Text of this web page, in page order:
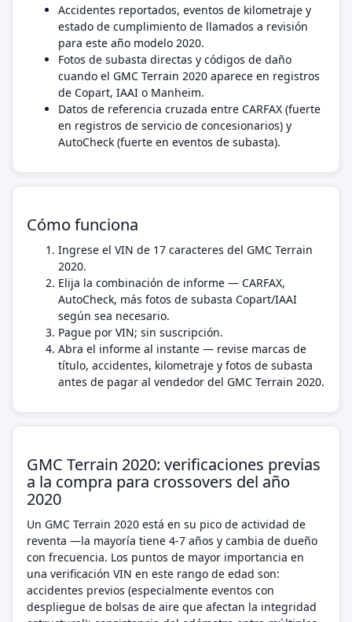
Accidentes reportados, eventos de kilometraje y
estado de cumplimiento de llamados a revisión
para este año modelo 2020.
Fotos de subasta directas y códigos de daño
cuando el GMC Terrain 2020 aparece en registros
de Copart, IAAI o Manheim.
Datos de referencia cruzada entre CARFAX (fuerte
en registros de servicio de concesionarios) y
AutoCheck (fuerte en eventos de subasta).
Cómo funciona
Ingrese el VIN de 17 caracteres del GMC Terrain
2020.
Elija la combinación de informe — CARFAX,
AutoCheck, más fotos de subasta Copart/IAAI
según sea necesario.
Pague por VIN; sin suscripción.
Abra el informe al instante — revise marcas de
título, accidentes, kilometraje y fotos de subasta
antes de pagar al vendedor del GMC Terrain 2020.
GMC Terrain 2020: verificaciones previas
a la compra para crossovers del año
2020
Un GMC Terrain 2020 está en su pico de actividad de
reventa —la mayoría tiene 4-7 años y cambia de dueño
con frecuencia. Los puntos de mayor importancia en
una verificación VIN en este rango de edad son:
accidentes previos (especialmente eventos con
despliegue de bolsas de aire que afectan la integridad